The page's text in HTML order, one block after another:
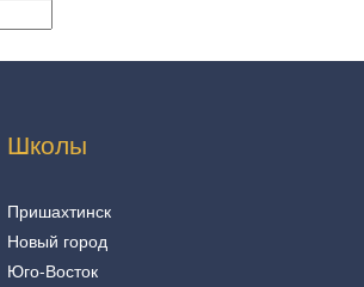
Школы
Пришахтинск
Новый город
Юго-Восток